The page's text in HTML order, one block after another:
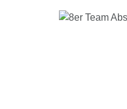
Bildergalerie überspringen